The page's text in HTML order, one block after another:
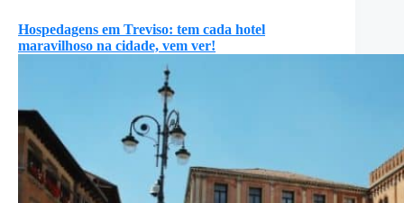
Hospedagens em Treviso: tem cada hotel
maravilhoso na cidade, vem ver!